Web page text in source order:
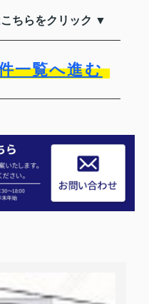
ちらをクリック ▼
一覧へ進む